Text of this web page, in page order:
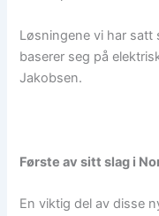
Løsningene vi har satt
baserer seg på
Jakobsen.
Første av sitt slag i
En viktig del av disse